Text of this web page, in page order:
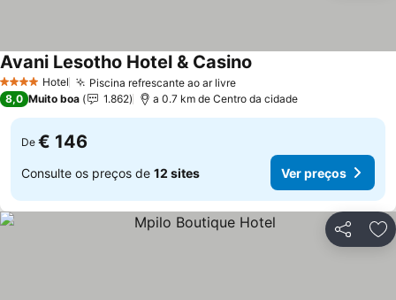
4 EstrelasHotel Piscina refrescante ao ar livre
Avani Lesotho Hotel & Casino
8,0 Muito boa 1.862 a 0.7 km de Centro da cidade
De € 146
Consulte os preços de 12 sites Ver preços
Partilhar